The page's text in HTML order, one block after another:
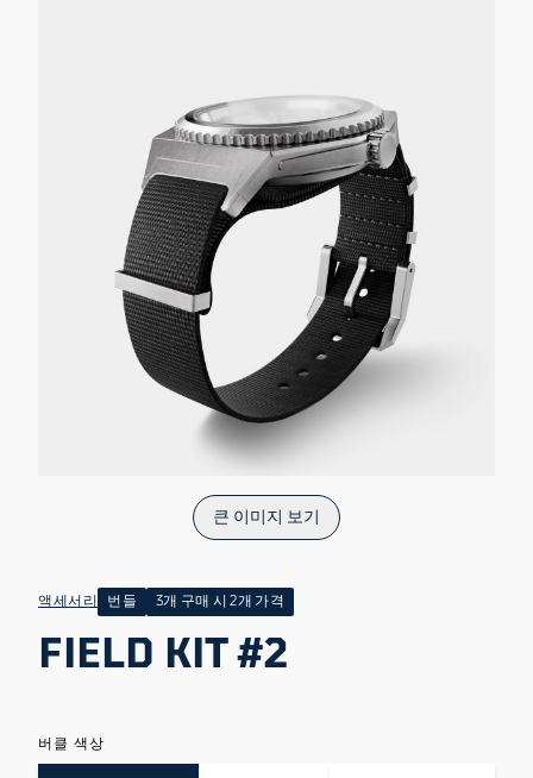
큰 이미지 보기
액세서리 번들 3개 구매 시 2개 가격
FIELD KIT #2
버클 색상